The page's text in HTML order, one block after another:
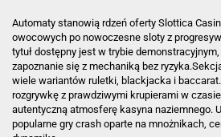
Automaty stanowią rdzeń oferty Slottica
owocowych po nowoczesne sloty z
tytuł dostępny jest w trybie
zapoznanie się z mechaniką bez
wiele wariantów ruletki, blackjacka i
rozgrywkę z prawdziwymi krupierami w
autentyczną atmosferę kasyna naziemnego.
popularne gry crash oparte na mnożnikach,